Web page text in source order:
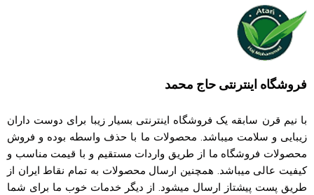
فروشگاه اینترنتی حاج محمد
با نیم قرن سابقه یک فروشگاه اینترنتی بسیار زیبا برای دوست داران
زیبایی و سلامت میباشد. محصولات ما با حذف واسطه بوده و فروش
محصولات فروشگاه ما از طریق واردات مستقیم و با قیمت مناسب و
کیفیت عالی میباشد. همچنین ارسال محصولات به تمام نقاط ایران از
طریق پست پیشتاز ارسال میشود. از دیگر خدمات خوب ما برای شما